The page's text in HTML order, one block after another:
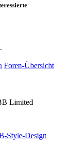
Foren-Übersicht
Limited
Style-Design